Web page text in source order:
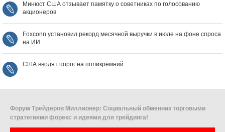
Минюст США отзывает памятку о советниках по голосованию
акционеров
Foxconn установил рекорд месячной выручки в июле на фоне спроса
на ИИ
США вводят порог на поликремний
Форум Трейдеров Миллионер: Социальный обменник торговыми
стратегиями форекс и идеями для трейдинга!